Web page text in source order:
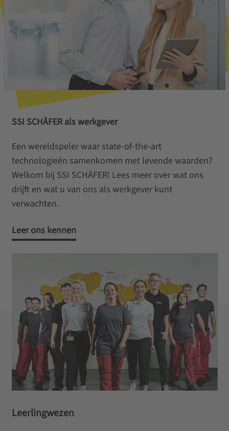
SSI SCHÄFER als werkgever
Een wereldspeler waar state-of-the-art
technologieën samenkomen met levende waarden?
Welkom bij SSI SCHÄFER! Lees meer over wat ons
drijft en wat u van ons als werkgever kunt
verwachten.
Leer ons kennen
Leerlingwezen